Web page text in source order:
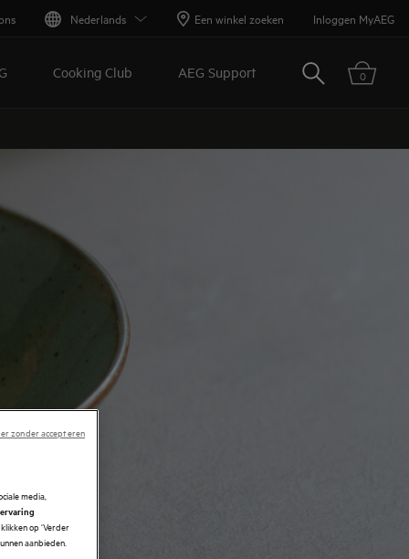
Nederlands Een winkel zoeken Inloggen MyAEG
Cooking Club AEG Support Zoeken 0
media,
op ‘Verder
aanbieden.
zonder accepteren